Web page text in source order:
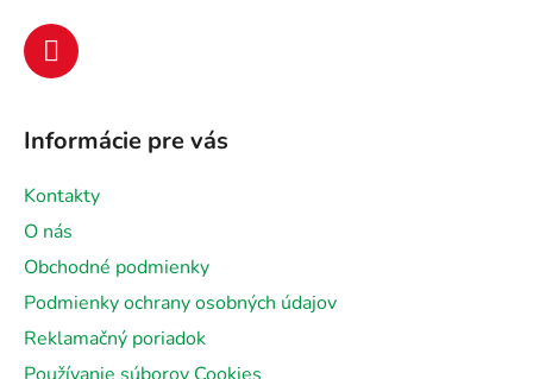
Informácie pre vás
Kontakty
O nás
Obchodné podmienky
Podmienky ochrany osobných údajov
Reklamačný poriadok